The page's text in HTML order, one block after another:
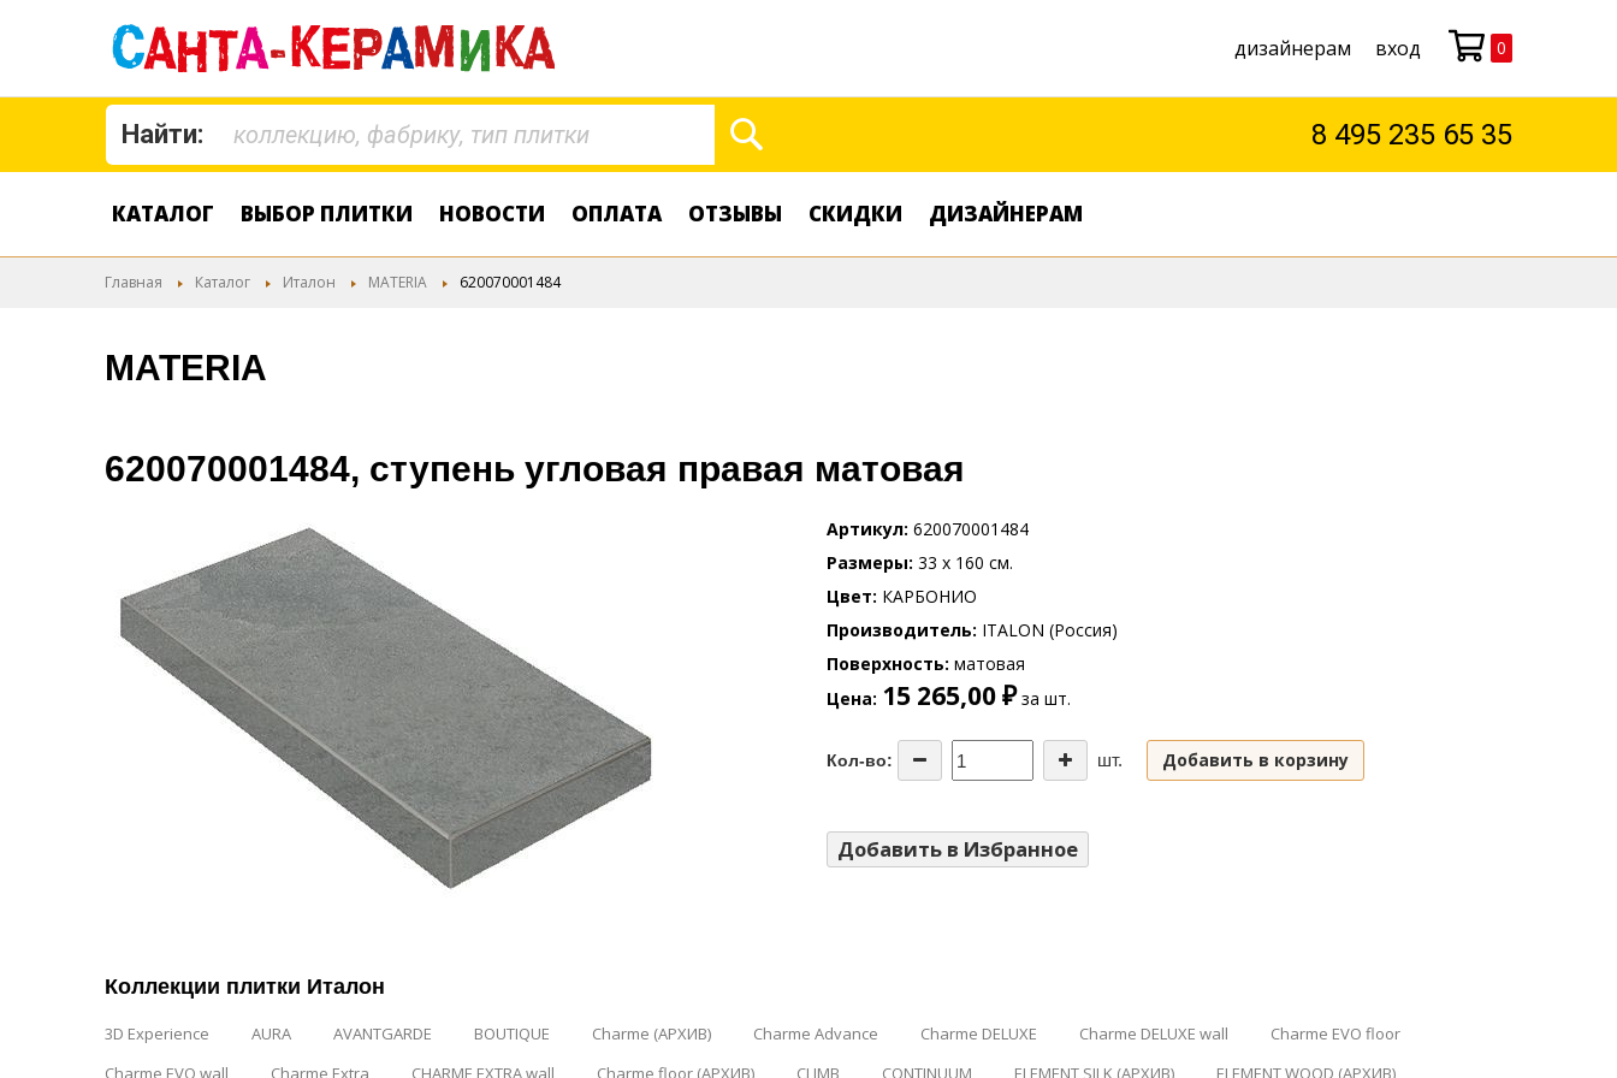
дизайнерам вход Моя корзина
0
Найти: 8 495 235 65 35
КАТАЛОГ ВЫБОР ПЛИТКИ НОВОСТИ ОПЛАТА ОТЗЫВЫ СКИДКИ ДИЗАЙНЕРАМ
Главная Каталог Италон MATERIA 620070001484
MATERIA
620070001484, ступень угловая правая матовая
Артикул 620070001484
Размеры 33 x 160 см.
Цвет КАРБОНИО
Производитель ITALON (Россия)
Поверхность матовая
Цена 15 265,00 ₽за шт.
Кол-во: шт. Добавить в корзину
Добавить в Избранное
Коллекции плитки Италон
3D Experience AURA AVANTGARDE BOUTIQUE Charme (АРХИВ) Charme Advance Charme DELUXE Charme DELUXE wall
Charme EVO floor
Charme EVO wall
Charme Extra CHARME EXTRA wall Charme floor (АРХИВ) CLIMB CONTINUUM ELEMENT SILK (АРХИВ) ELEMENT WOOD (АРХИВ)